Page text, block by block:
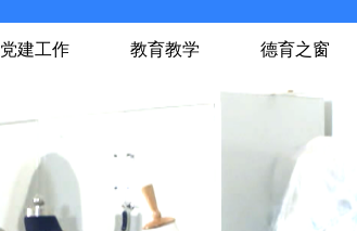
安徽省绿色学校
全国纺织服装教育先进单位
全国工艺美术专业委员会
全国职业教育先进单位
党建工作 教育教学 德育之窗